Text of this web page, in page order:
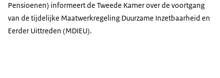
Pensioenen) informeert de Tweede Kamer over de voortgang
van de tijdelijke Maatwerkregeling Duurzame Inzetbaarheid en
Eerder Uittreden (MDIEU).